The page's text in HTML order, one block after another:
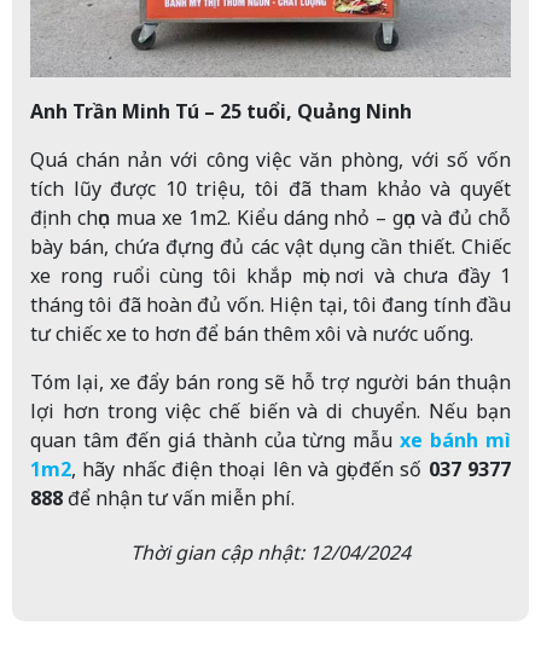
Anh Trần Minh Tú – 25 tuổi, Quảng Ninh
Quá chán nản với công việc văn phòng, với số vốn
tích lũy được 10 triệu, tôi đã tham khảo và quyết
định chọn mua xe 1m2. Kiểu dáng nhỏ – gọn và đủ chỗ
bày bán, chứa đựng đủ các vật dụng cần thiết. Chiếc
xe rong ruổi cùng tôi khắp mọi nơi và chưa đầy 1
tháng tôi đã hoàn đủ vốn. Hiện tại, tôi đang tính đầu
tư chiếc xe to hơn để bán thêm xôi và nước uống.
Tóm lại, xe đẩy bán rong sẽ hỗ trợ người bán thuận
lợi hơn trong việc chế biến và di chuyển. Nếu bạn
quan tâm đến giá thành của từng mẫuxe bánh mì
1m2, hãy nhấc điện thoại lên và gọi đến số 037 9377
888 để nhận tư vấn miễn phí.
Thời gian cập nhật: 12/04/2024